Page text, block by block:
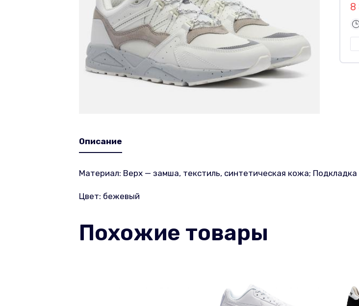
8
Описание
Материал: Верх — замша, текстиль, синтетическая кожа;
Цвет: бежевый
Похожие товары